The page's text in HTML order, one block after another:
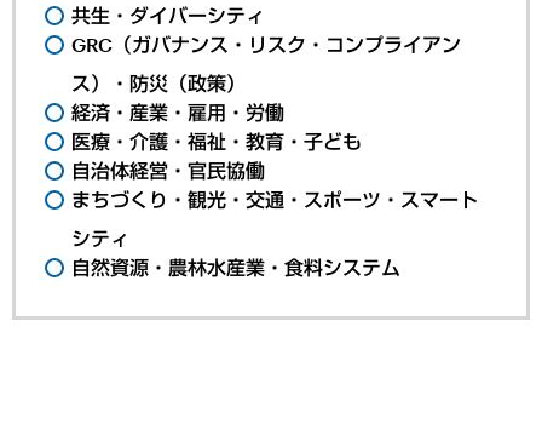
共生・ダイバーシティ
GRC（ガバナンス・リスク・コンプライアン
ス）・防災（政策）
経済・産業・雇用・労働
医療・介護・福祉・教育・子ども
自治体経営・官民協働
まちづくり・観光・交通・スポーツ・スマート
シティ
自然資源・農林水産業・食料システム